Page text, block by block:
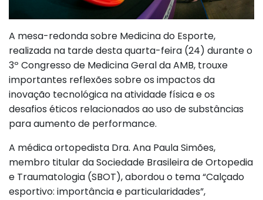
A mesa-redonda sobre Medicina do Esporte,
realizada na tarde desta quarta-feira (24) durante o
3º Congresso de Medicina Geral da AMB, trouxe
importantes reflexões sobre os impactos da
inovação tecnológica na atividade física e os
desafios éticos relacionados ao uso de substâncias
para aumento de performance.
A médica ortopedista Dra. Ana Paula Simões,
membro titular da Sociedade Brasileira de Ortopedia
e Traumatologia (SBOT), abordou o tema “Calçado
esportivo: importância e particularidades”,